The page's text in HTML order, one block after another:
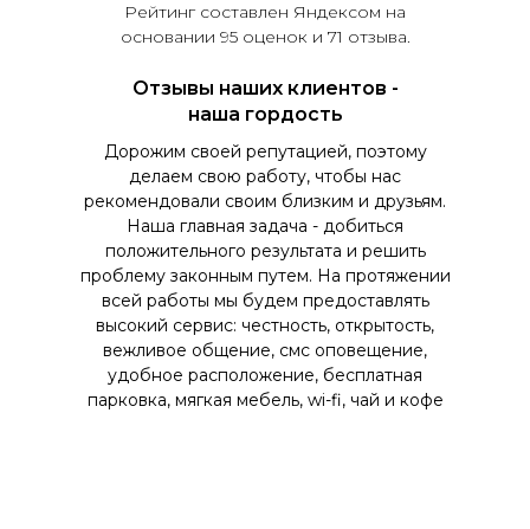
Рейтинг составлен Яндексом на
основании 95 оценок и 71 отзыва.
Дорожим своей репутацией, поэтому
делаем свою работу, чтобы нас
рекомендовали своим близким и друзьям.
Наша главная задача - добиться
положительного результата и решить
проблему законным путем. На протяжении
всей работы мы будем предоставлять
высокий сервис: честность, открытость,
вежливое общение, смс оповещение,
удобное расположение, бесплатная
парковка, мягкая мебель, wi-fi, чай и кофе
Отзывы наших клиентов -
наша гордость